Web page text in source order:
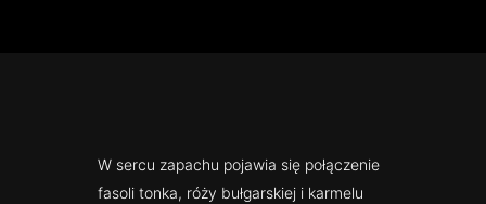
W sercu zapachu pojawia się połączenie
fasoli tonka, róży bułgarskiej i karmelu